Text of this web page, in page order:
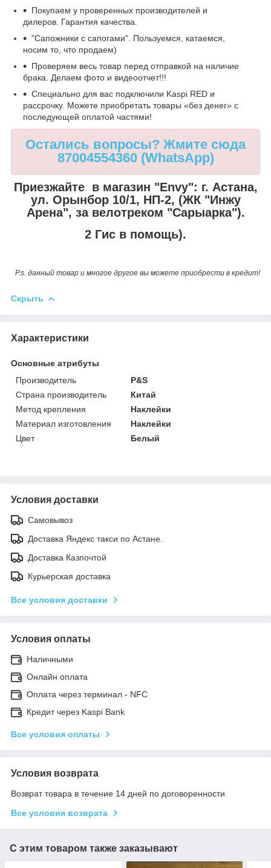
Покупаем у проверенных производителей и
дилеров. Гарантия качества.
"Сапожники с сапогами". Пользуемся, катаемся,
носим то, что продаем)
Проверяем весь товар перед отправкой на наличие
брака. Делаем фото и видеоотчет!!!
Специально для вас подключили Kaspi RED и
рассрочку. Можете приобретать товары «без денег» с
последующей оплатой частями!
Остались вопросы? Жмите сюда
87004554360 (WhatsApp)
Приезжайте в магазин "Envy": г. Астана,
ул. Орынбор 10/1, НП-2, (ЖК "Инжу
Арена", за велотреком "Сарыарка").
2 Гис в помощь).
P.s. данный товар и многое другое вы можете приобрести в кредит!
Скрыть
Характеристики
Основные атрибуты
Производитель
P&S
Страна производитель
Китай
Метод крепления
Наклейки
Материал изготовления
Наклейки
Цвет
Белый
Условия доставки
Самовывоз
Доставка Яндекс такси по Астане.
Доставка Казпочтой
Курьерская доставка
Все условия доставки
Условия оплаты
Наличными
Онлайн оплата
Оплата через терминал - NFC
Кредит через Kaspi Bank
Все условия оплаты
Условия возврата
Возврат товара в течение 14 дней по договоренности
Все условия возврата
С этим товаром также заказывают